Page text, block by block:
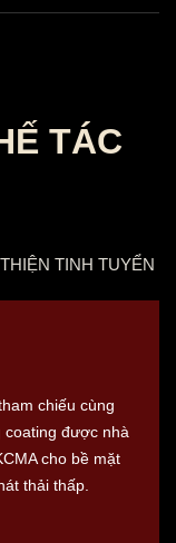
TÁC
chiếu cùng
coating được nhà
cho bề mặt
thải thấp.